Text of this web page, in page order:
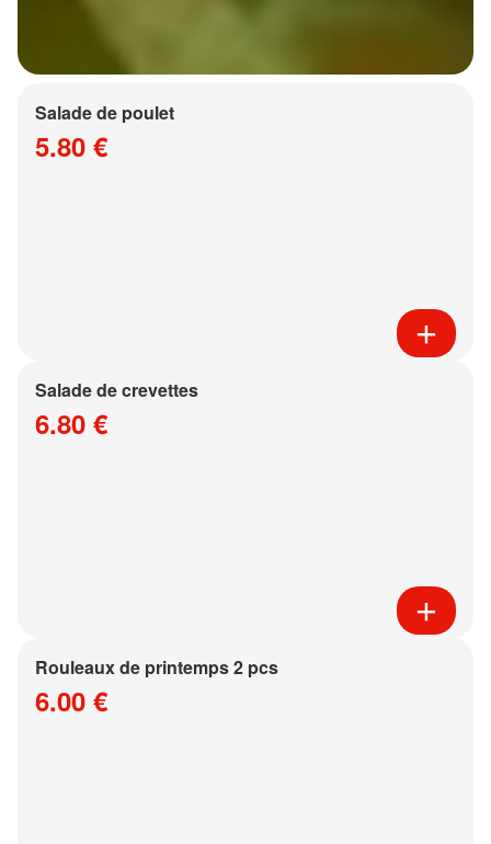
Salade de poulet
5.80 €
Salade de crevettes
6.80 €
Rouleaux de printemps 2 pcs
6.00 €